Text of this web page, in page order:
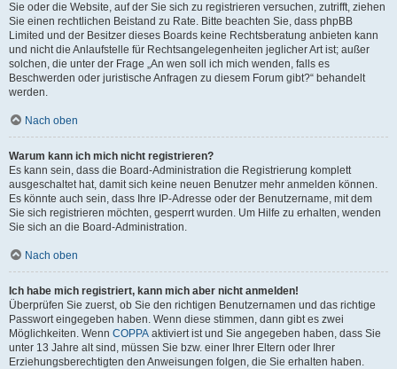
Sie oder die Website, auf der Sie sich zu registrieren versuchen, zutrifft, ziehen
Sie einen rechtlichen Beistand zu Rate. Bitte beachten Sie, dass phpBB
Limited und der Besitzer dieses Boards keine Rechtsberatung anbieten kann
und nicht die Anlaufstelle für Rechtsangelegenheiten jeglicher Art ist; außer
solchen, die unter der Frage „An wen soll ich mich wenden, falls es
Beschwerden oder juristische Anfragen zu diesem Forum gibt?“ behandelt
werden.
Nach oben
Warum kann ich mich nicht registrieren?
Es kann sein, dass die Board-Administration die Registrierung komplett
ausgeschaltet hat, damit sich keine neuen Benutzer mehr anmelden können.
Es könnte auch sein, dass Ihre IP-Adresse oder der Benutzername, mit dem
Sie sich registrieren möchten, gesperrt wurden. Um Hilfe zu erhalten, wenden
Sie sich an die Board-Administration.
Nach oben
Ich habe mich registriert, kann mich aber nicht anmelden!
Überprüfen Sie zuerst, ob Sie den richtigen Benutzernamen und das richtige
Passwort eingegeben haben. Wenn diese stimmen, dann gibt es zwei
Möglichkeiten. Wenn COPPA aktiviert ist und Sie angegeben haben, dass Sie
unter 13 Jahre alt sind, müssen Sie bzw. einer Ihrer Eltern oder Ihrer
Erziehungsberechtigten den Anweisungen folgen, die Sie erhalten haben.